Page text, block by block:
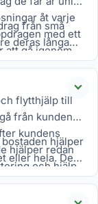
åt varje
med ett
att gå igenom
från små
deras långa
dom är den
och är
flytthjälp till
från kundens
kundens
hjälper redan
och hjälp
hjälper
eller hela. De